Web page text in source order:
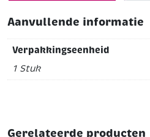
Aanvullende informatie
Verpakkingseenheid
1 Stuk
Gerelateerde producten